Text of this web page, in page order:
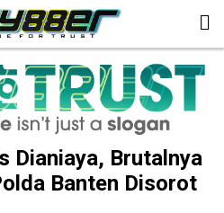
Dianiaya, Brutalnya
Banten Disorot